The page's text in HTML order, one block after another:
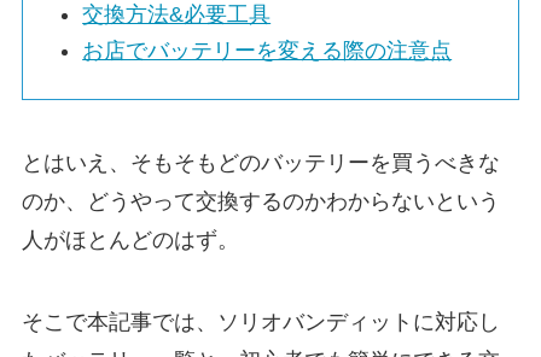
交換方法&必要工具
お店でバッテリーを変える際の注意点
とはいえ、そもそもどのバッテリーを買うべきな
のか、どうやって交換するのかわからないという
人がほとんどのはず。
そこで本記事では、ソリオバンディットに対応し